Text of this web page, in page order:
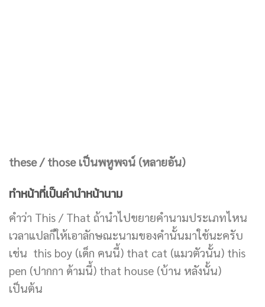
these / those เป็นพหูพจน์ (หลายอัน)
ทำหน้าที่เป็นคำนำหน้านาม
คำว่า This / That ถ้านำไปขยายคำนามประเภทไหน
เวลาแปลก็ให้เอาลักษณะนามของคำนั้นมาใช้นะครับ
เช่น this boy (เด็ก คนนี้) that cat (แมวตัวนั้น) this
pen (ปากกา ด้ามนี้) that house (บ้าน หลังนั้น)
เป็นต้น